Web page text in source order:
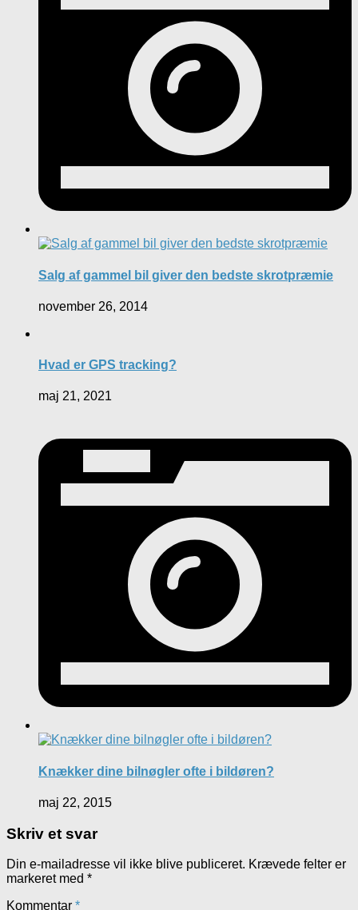
Salg af gammel bil giver den bedste skrotpræmie
november 26, 2014
Hvad er GPS tracking?
maj 21, 2021
Knækker dine bilnøgler ofte i bildøren?
maj 22, 2015
Skriv et svar
Din e-mailadresse vil ikke blive publiceret. Krævede felter er
markeret med *
Kommentar *